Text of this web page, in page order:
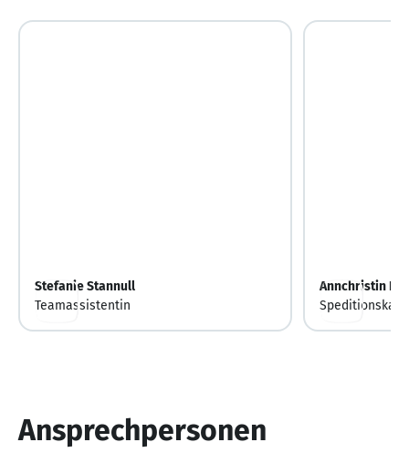
Stefanie Stannull
Teamassistentin
Annchristin
Ansprechpersonen